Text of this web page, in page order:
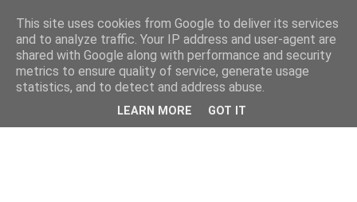
This site uses cookies from Google to deliver its services
and to analyze traffic. Your IP address and user-agent are
shared with Google along with performance and security
metrics to ensure quality of service, generate usage
statistics, and to detect and address abuse.
LEARN MORE GOT IT